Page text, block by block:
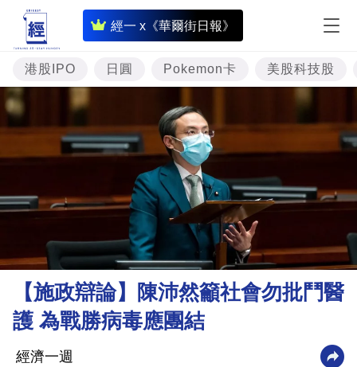
經一 x《華爾街日報》
即
時
財
經
題
市
理
財
商
港股IPO 日圓 Pokemon卡 美股科技股
【施政辯論】陳沛然籲社會勿批鬥醫
護 為戰勝病毒應團結
經濟一週